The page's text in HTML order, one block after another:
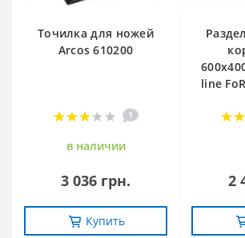
Точилка для ножей
Arcos 610200
1
в наличии
3 036 грн.
Купить
line
2